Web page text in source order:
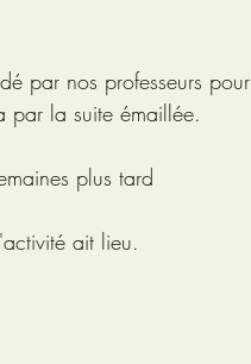
par nos professeurs pour
par la suite émaillée.
plus tard
ait lieu.